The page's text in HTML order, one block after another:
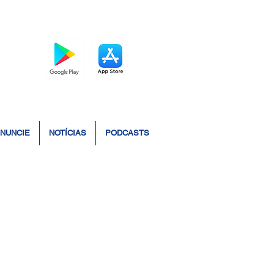
NOTÍCIAS PODCASTS